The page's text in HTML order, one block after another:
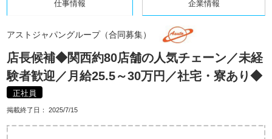
仕事情報 企業情報
アストジャパングループ（合同募集）
店長候補◆関西約80店舗の人気チェーン／未経
験者歓迎／月給25.5～30万円／社宅・寮あり◆
正社員
掲載終了日： 2025/7/15